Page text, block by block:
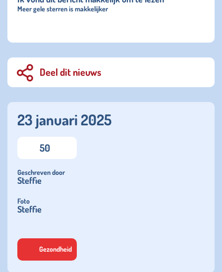
Meer gele sterren is makkelijker
Deel dit nieuws
23 januari 2025
50
Geschreven door
Steffie
Foto
Steffie
Gezondheid